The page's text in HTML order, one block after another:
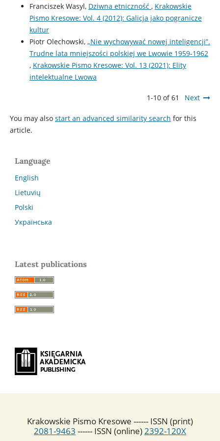
Franciszek Wasyl, Dziwna etniczność , Krakowskie
Pismo Kresowe: Vol. 4 (2012): Galicja jako pogranicze
kultur
Piotr Olechowski, „Nie wychowywać nowej inteligencji”.
Trudne lata mniejszości polskiej we Lwowie 1959-1962
, Krakowskie Pismo Kresowe: Vol. 13 (2021): Elity
intelektualne Lwowa
1-10 of 61 Next
You may also start an advanced similarity search for this
article.
Language
English
Lietuvių
Polski
Українська
Latest publications
Krakowskie Pismo Kresowe ------ ISSN (print)
2081-9463 ------ ISSN (online)2392-120X